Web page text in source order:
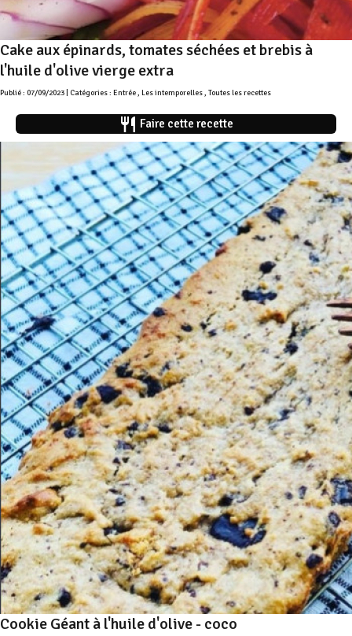
Cake aux épinards, tomates séchées et brebis à
l'huile d'olive vierge extra
Publié : 07/09/2023 | Catégories : Entrée, Les intemporelles, Toutes les recettes
restaurant Faire cette recette
Cookie Géant à l'huile d'olive - coco